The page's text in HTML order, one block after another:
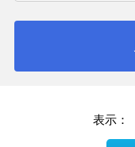
表示：